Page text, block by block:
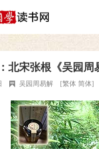
北宋张根《吴园周
[繁体 简体]
吴园周易解